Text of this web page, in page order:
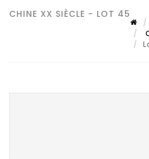
CHINE XX SIÈCLE - LOT 45